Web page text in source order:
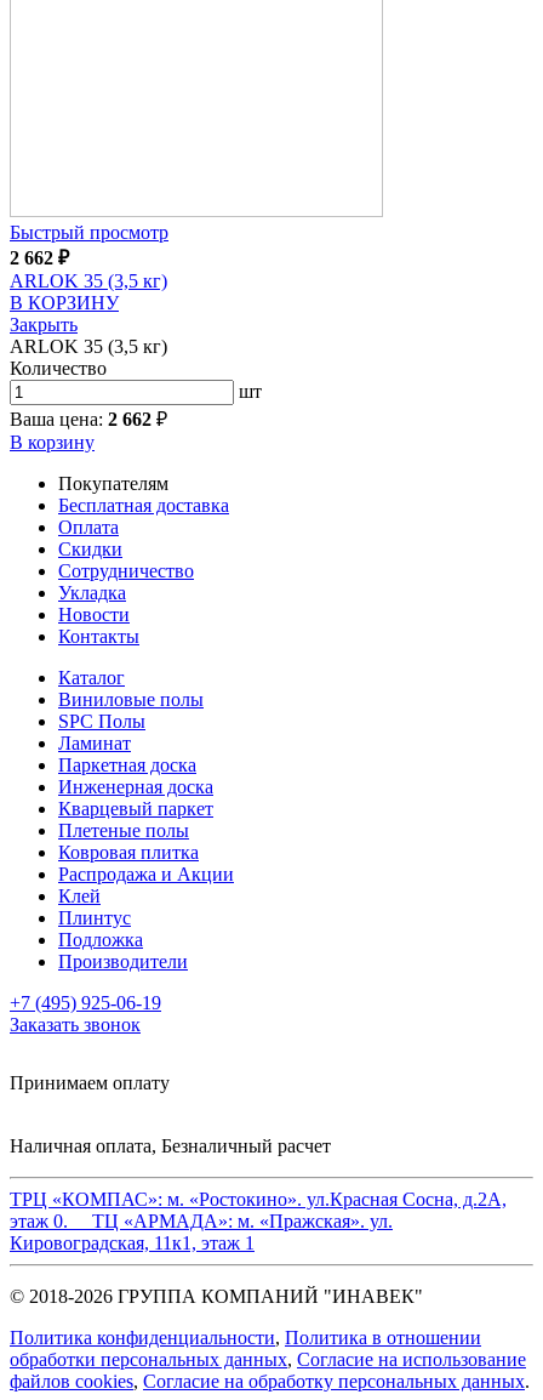
Быстрый просмотр
2 662 ₽
ARLOK 35 (3,5 кг)
В КОРЗИНУ
Закрыть
ARLOK 35 (3,5 кг)
Количество
шт
Ваша цена: 2 662 ₽
В корзину
Покупателям
Бесплатная доставка
Оплата
Скидки
Сотрудничество
Укладка
Новости
Контакты
Каталог
Виниловые полы
SPC Полы
Ламинат
Паркетная доска
Инженерная доска
Кварцевый паркет
Плетеные полы
Ковровая плитка
Распродажа и Акции
Клей
Плинтус
Подложка
Производители
+7 (495) 925-06-19
Заказать звонок
Принимаем оплату
Наличная оплата, Безналичный расчет
ТРЦ «КОМПАС»: м. «Ростокино». ул.Красная Сосна, д.2А,
этаж 0. ТЦ «АРМАДА»: м. «Пражская». ул.
Кировоградская, 11к1, этаж 1
© 2018-2026 ГРУППА КОМПАНИЙ "ИНАВЕК"
Политика конфиденциальности, Политика в отношении
обработки персональных данных, Cогласие на использование
файлов cookies, Согласие на обработку персональных данных.